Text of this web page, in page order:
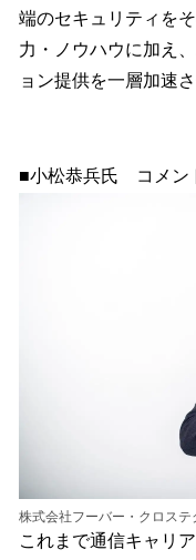
端のセキュリティを
力・ノウハウに加え
ョン提供を一層加速
■小松恭兵氏 コメン
株式会社フーバー・クロス
これまで通信キャリ